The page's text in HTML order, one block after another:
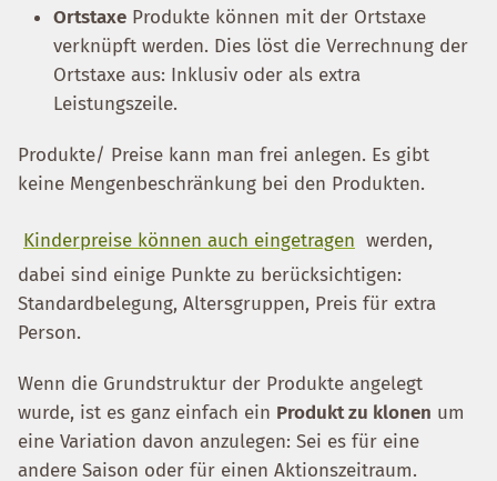
Ortstaxe Produkte können mit der Ortstaxe
verknüpft werden. Dies löst die Verrechnung der
Ortstaxe aus: Inklusiv oder als extra
Leistungszeile.
Produkte/ Preise kann man frei anlegen. Es gibt
keine Mengenbeschränkung bei den Produkten.
Kinderpreise können auch eingetragen werden,
dabei sind einige Punkte zu berücksichtigen:
Standardbelegung, Altersgruppen, Preis für extra
Person.
Wenn die Grundstruktur der Produkte angelegt
wurde, ist es ganz einfach ein Produkt zu klonen um
eine Variation davon anzulegen: Sei es für eine
andere Saison oder für einen Aktionszeitraum.